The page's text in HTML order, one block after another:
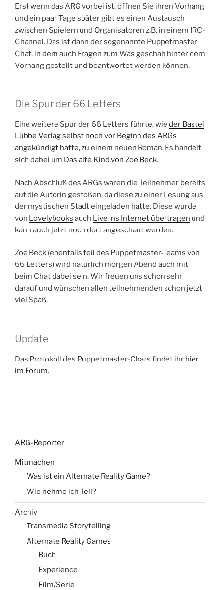
Erst wenn das ARG vorbei ist, öffnen Sie ihren Vorhang
und ein paar Tage später gibt es einen Austausch
zwischen Spielern und Organisatoren z.B. in einem IRC-
Channel. Das ist dann der sogenannte Puppetmaster
Chat, in dem auch Fragen zum Was geschah hinter dem
Vorhang gestellt und beantwortet werden können.
Die Spur der 66 Letters
Eine weitere Spur der 66 Letters führte, wie der Bastei
Lübbe Verlag selbst noch vor Beginn des ARGs
angekündigt hatte, zu einem neuen Roman. Es handelt
sich dabei um Das alte Kind von Zoe Beck.
Nach Abschluß des ARGs waren die Teilnehmer bereits
auf die Autorin gestoßen, da diese zu einer Lesung aus
der mystischen Stadt eingeladen hatte. Diese wurde
von Lovelybooks auch Live ins Internet übertragen und
kann auch jetzt noch dort angeschaut werden.
Zoe Beck (ebenfalls teil des Puppetmaster-Teams von
66 Letters) wird natürlich morgen Abend auch mit
beim Chat dabei sein. Wir freuen uns schon sehr
darauf und wünschen allen teilnehmenden schon jetzt
viel Spaß.
Update
Das Protokoll des Puppetmaster-Chats findet ihr hier
im Forum.
ARG-Reporter
Mitmachen
Was ist ein Alternate Reality Game?
Wie nehme ich Teil?
Archiv
Transmedia Storytelling
Alternate Reality Games
Buch
Experience
Film/Serie